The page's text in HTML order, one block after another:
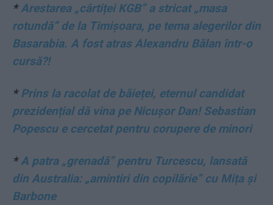
*Arestarea „cârtiței KGB” a stricat „masa
rotundă” de la Timișoara, pe tema alegerilor din
Basarabia. A fost atras Alexandru Bălan într-o
cursă?!
* Prins la racolat de băieței, eternul candidat
prezidențial dă vina pe Nicușor Dan! Sebastian
Popescu e cercetat pentru corupere de minori
*A patra „grenadă” pentru Turcescu, lansată
din Australia: „amintiri din copilărie” cu Mița și
Barbone